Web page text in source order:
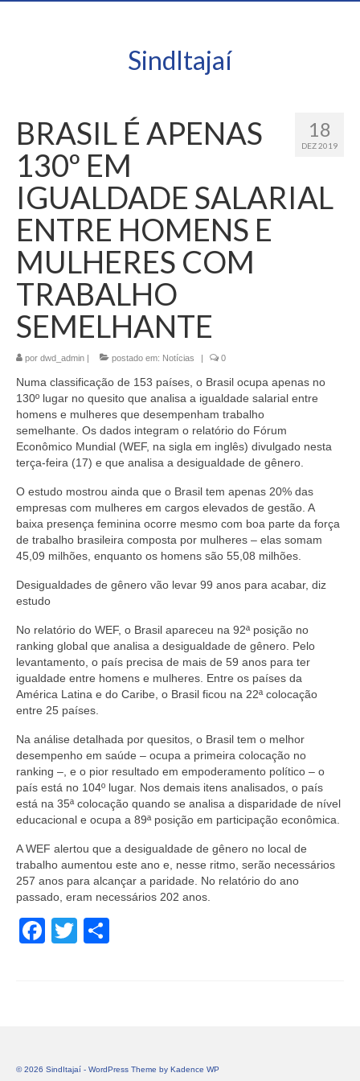
SindItajaí
18
DEZ 2019
BRASIL É APENAS
130º EM
IGUALDADE SALARIAL
ENTRE HOMENS E
MULHERES COM
TRABALHO
SEMELHANTE
por dwd_admin | postado em: Notícias | 0
Numa classificação de 153 países, o Brasil ocupa apenas no
130º lugar no quesito que analisa a igualdade salarial entre
homens e mulheres que desempenham trabalho
semelhante. Os dados integram o relatório do Fórum
Econômico Mundial (WEF, na sigla em inglês) divulgado nesta
terça-feira (17) e que analisa a desigualdade de gênero.
O estudo mostrou ainda que o Brasil tem apenas 20% das
empresas com mulheres em cargos elevados de gestão. A
baixa presença feminina ocorre mesmo com boa parte da força
de trabalho brasileira composta por mulheres – elas somam
45,09 milhões, enquanto os homens são 55,08 milhões.
Desigualdades de gênero vão levar 99 anos para acabar, diz
estudo
No relatório do WEF, o Brasil apareceu na 92ª posição no
ranking global que analisa a desigualdade de gênero. Pelo
levantamento, o país precisa de mais de 59 anos para ter
igualdade entre homens e mulheres. Entre os países da
América Latina e do Caribe, o Brasil ficou na 22ª colocação
entre 25 países.
Na análise detalhada por quesitos, o Brasil tem o melhor
desempenho em saúde – ocupa a primeira colocação no
ranking –, e o pior resultado em empoderamento político – o
país está no 104º lugar. Nos demais itens analisados, o país
está na 35ª colocação quando se analisa a disparidade de nível
educacional e ocupa a 89ª posição em participação econômica.
A WEF alertou que a desigualdade de gênero no local de
trabalho aumentou este ano e, nesse ritmo, serão necessários
257 anos para alcançar a paridade. No relatório do ano
passado, eram necessários 202 anos.
Facebook
Twitter
© 2026 SindItajaí - WordPress Theme by Kadence WP